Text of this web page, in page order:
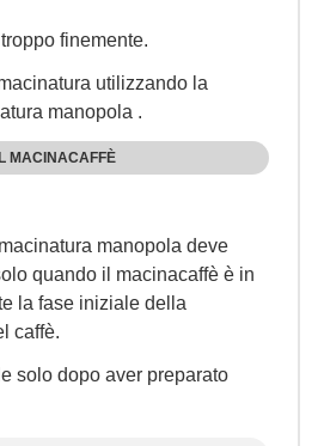
finemente.
utilizzando la
manopola .
MACINACAFFÈ
di default per preparare
e inizialmente non dovrebbe
Per effettuare la
il macinacaffè è in funzione,
segue:
manopola deve
quando il macinacaffè è in
la fase iniziale della
caffè.
solo dopo aver preparato